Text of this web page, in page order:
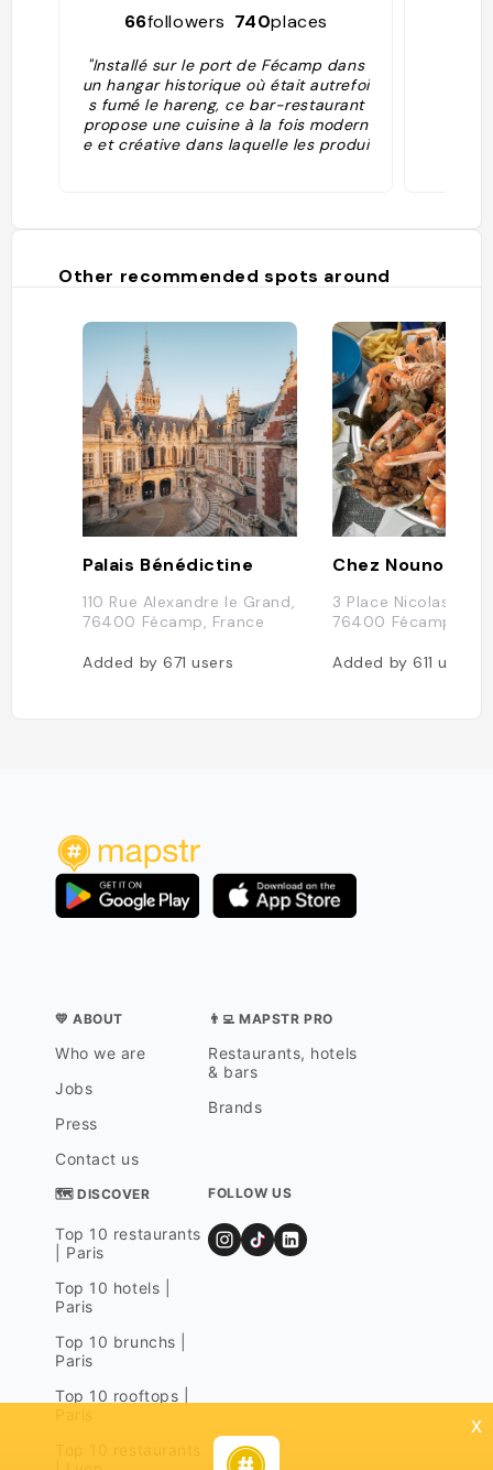
66followers 740places
"Installé sur le port de Fécamp dans
un hangar historique où était autrefoi
s fumé le hareng, ce bar-restaurant
propose une cuisine à la fois modern
e et créative dans laquelle les produi
i possible dans l'espace bar où un be
cocktails vous attend. Le plus ? La te
rrasse, parfaite dès que le soleil arriv
Other recommended spots around
Palais Bénédictine
110 Rue Alexandre le Grand,
76400 Fécamp, France
Added by671users
Chez Nounoute
3 Place Nicolas
76400 Fécamp,
Added by611users
💛 ABOUT
Who we are
Jobs
Press
Contact us
👨‍💻 MAPSTR PRO
Restaurants, hotels
& bars
Brands
🗺 DISCOVER
Top 10 restaurants
| Paris
Top 10 hotels |
Paris
Top 10 brunchs |
Paris
Top 10 rooftops |
FOLLOW US
x